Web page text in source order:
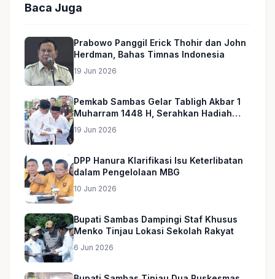
Baca Juga
Prabowo Panggil Erick Thohir dan John
Herdman, Bahas Timnas Indonesia
19 Jun 2026
Pemkab Sambas Gelar Tabligh Akbar 1
Muharram 1448 H, Serahkan Hadiah
Umroh untuk Guru Ngaji dan Imam
19 Jun 2026
DPP Hanura Klarifikasi Isu Keterlibatan
dalam Pengelolaan MBG
10 Jun 2026
Bupati Sambas Dampingi Staf Khusus
Menko Tinjau Lokasi Sekolah Rakyat
6 Jun 2026